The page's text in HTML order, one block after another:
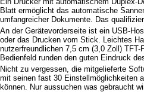
Blatt ermöglicht das automatische
umfangreicher Dokumente. Das
An der Gerätevorderseite ist ein USB-
oder das Drucken vom Stick. Leichtes
nutzerfreundlichen 7,5 cm (3,0 Zoll)
Bedienfeld runden den guten Eindruck
Nicht zu vergessen, die mitgelieferte
mit seinen fast 30 Einstellmöglichkeiten
können. Nur aussuchen was gebraucht